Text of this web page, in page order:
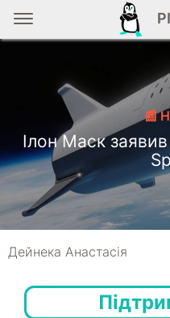
📰
Ілон Маск
Дейнека Анастасiя